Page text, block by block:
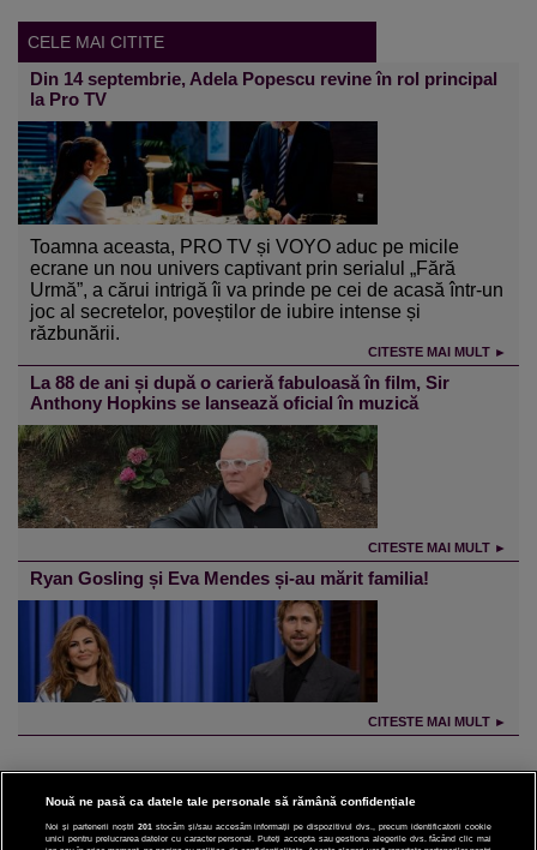
CELE MAI CITITE
Din 14 septembrie, Adela Popescu revine în rol principal
la Pro TV
Toamna aceasta, PRO TV și VOYO aduc pe micile
ecrane un nou univers captivant prin serialul „Fără
Urmă”, a cărui intrigă îi va prinde pe cei de acasă într-un
joc al secretelor, poveștilor de iubire intense și
răzbunării.
CITESTE MAI MULT ►
La 88 de ani și după o carieră fabuloasă în film, Sir
Anthony Hopkins se lansează oficial în muzică
CITESTE MAI MULT ►
Ryan Gosling și Eva Mendes și-au mărit familia!
CITESTE MAI MULT ►
Nouă ne pasă ca datele tale personale să rămână confidențiale
Noi și partenerii noștri 201 stocăm și/sau accesăm informații pe dispozitivul dvs., precum identificatorii cookie
unici pentru prelucrarea datelor cu caracter personal. Puteți accepta sau gestiona alegerile dvs. făcând clic mai